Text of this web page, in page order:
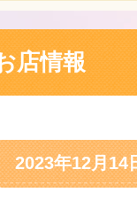
店情報
2023年12月14